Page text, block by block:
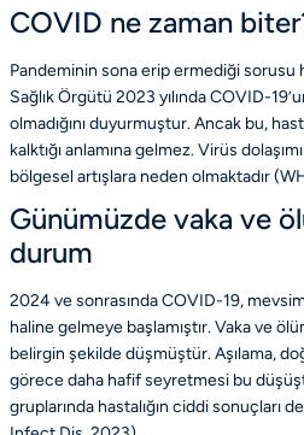
COVID ne zaman
Pandeminin sona erip ermediği sorusu
Sağlık Örgütü 2023 yılında COVID-
olmadığını duyurmuştur. Ancak bu,
kalktığı anlamına gelmez. Virüs
bölgesel artışlara neden olmaktadır
Günümüzde vaka ve
durum
2024 ve sonrasında COVID-19,
haline gelmeye başlamıştır. Vaka ve
belirgin şekilde düşmüştür. Aşılama,
görece daha hafif seyretmesi bu
gruplarında hastalığın ciddi sonuçları